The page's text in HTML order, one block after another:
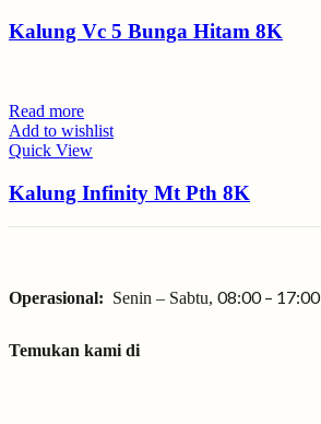
Kalung Vc 5 Bunga Hitam 8K
Read more
Add to wishlist
Quick View
Kalung Infinity Mt Pth 8K
Operasional: Senin – Sabtu, 08:00 – 17:00
Temukan kami di